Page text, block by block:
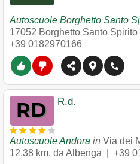
Autoscuole Borghetto Santo
17052 Borghetto Santo Spirito
+39 0182970166
R.d.
Autoscuole Andora in Via dei
12.38 km. da Albenga | +39